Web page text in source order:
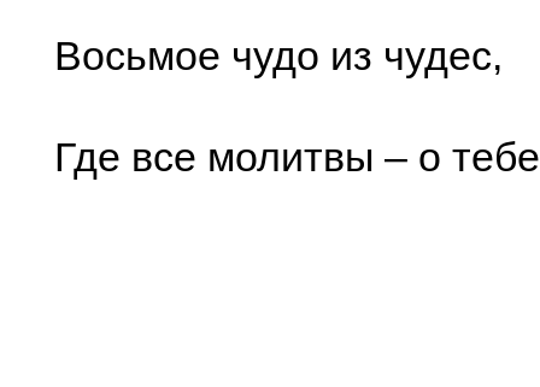
Восьмое чудо из чудес,
Где все молитвы – о